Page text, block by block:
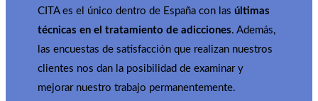
CITA es el único dentro de España con las últimas
técnicas en el tratamiento de adicciones. Además,
las encuestas de satisfacción que realizan nuestros
clientes nos dan la posibilidad de examinar y
mejorar nuestro trabajo permanentemente.